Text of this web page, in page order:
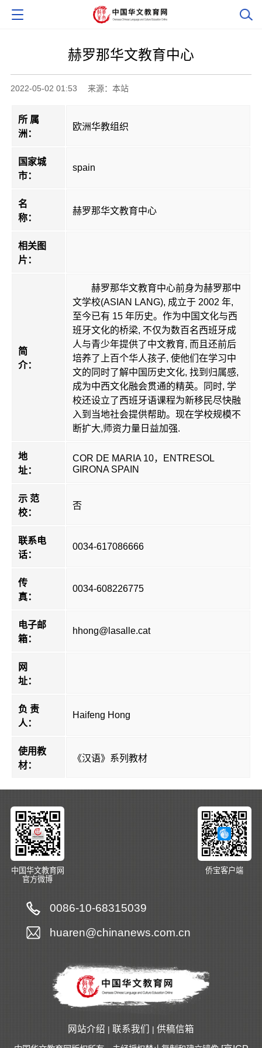
赫罗那华文教育中心
2022-05-02 01:53 来源：本站
所 属
洲：
欧洲华教组织
国家城
市：
spain
名
称：
赫罗那华文教育中心
相关图
片：
简
介：
赫罗那华文教育中心前身为赫罗那中
文学校(ASIAN LANG), 成立于 2002 年,
至今已有 15 年历史。作为中国文化与西
班牙文化的桥梁, 不仅为数百名西班牙成
人与青少年提供了中文教育, 而且还前后
培养了上百个华人孩子, 使他们在学习中
文的同时了解中国历史文化, 找到归属感,
成为中西文化融会贯通的精英。同时, 学
校还设立了西班牙语课程为新移民尽快融
入到当地社会提供帮助。现在学校规模不
断扩大,师资力量日益加强.
地
址：
COR DE MARIA 10，ENTRESOL
GIRONA SPAIN
示 范
校：
否
联系电
话：
0034-617086666
传
真：
0034-608226775
电子邮
箱：
hhong@lasalle.cat
网
址：
负 责
人：
Haifeng Hong
使用教
材：
《汉语》系列教材
中国华文教育网
官方微博
侨宝客户端
0086-10-68315039
huaren@chinanews.com.cn
网站介绍 | 联系我们 | 供稿信箱